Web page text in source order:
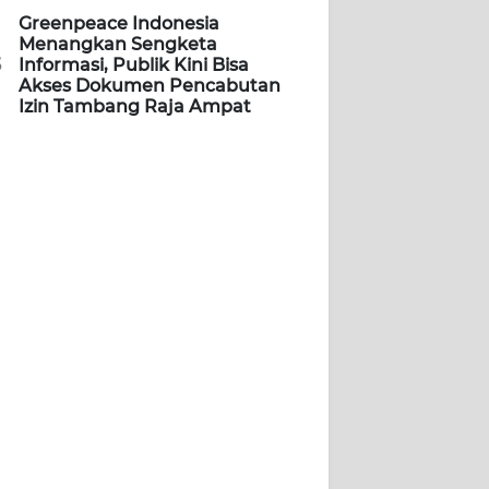
Greenpeace Indonesia
Menangkan Sengketa
Informasi, Publik Kini Bisa
Akses Dokumen Pencabutan
Izin Tambang Raja Ampat